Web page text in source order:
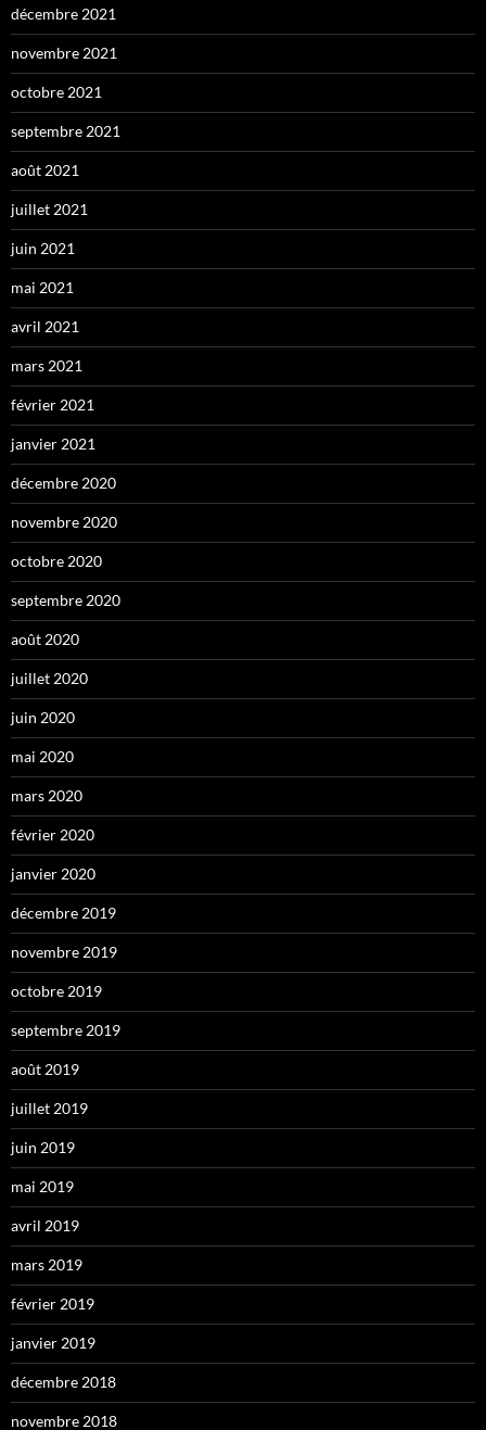
décembre 2021
novembre 2021
octobre 2021
septembre 2021
août 2021
juillet 2021
juin 2021
mai 2021
avril 2021
mars 2021
février 2021
janvier 2021
décembre 2020
novembre 2020
octobre 2020
septembre 2020
août 2020
juillet 2020
juin 2020
mai 2020
mars 2020
février 2020
janvier 2020
décembre 2019
novembre 2019
octobre 2019
septembre 2019
août 2019
juillet 2019
juin 2019
mai 2019
avril 2019
mars 2019
février 2019
janvier 2019
décembre 2018
novembre 2018